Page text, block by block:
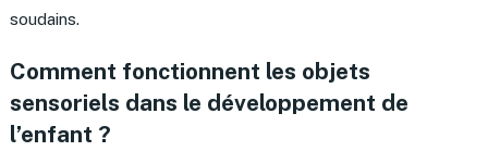
soudains.
Comment fonctionnent les objets
sensoriels dans le développement de
l’enfant ?